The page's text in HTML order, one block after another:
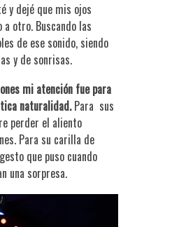
y dejé que mis ojos
otro. Buscando las
de ese sonido, siendo
y de sonrisas.
mi atención fue para
naturalidad.Para sus
perder el aliento
Para su carilla de
que puso cuando
una sorpresa.